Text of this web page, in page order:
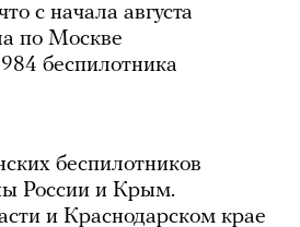
с начала августа
по Москве
беспилотника
беспилотников
России и Крым.
и Краснодарском крае